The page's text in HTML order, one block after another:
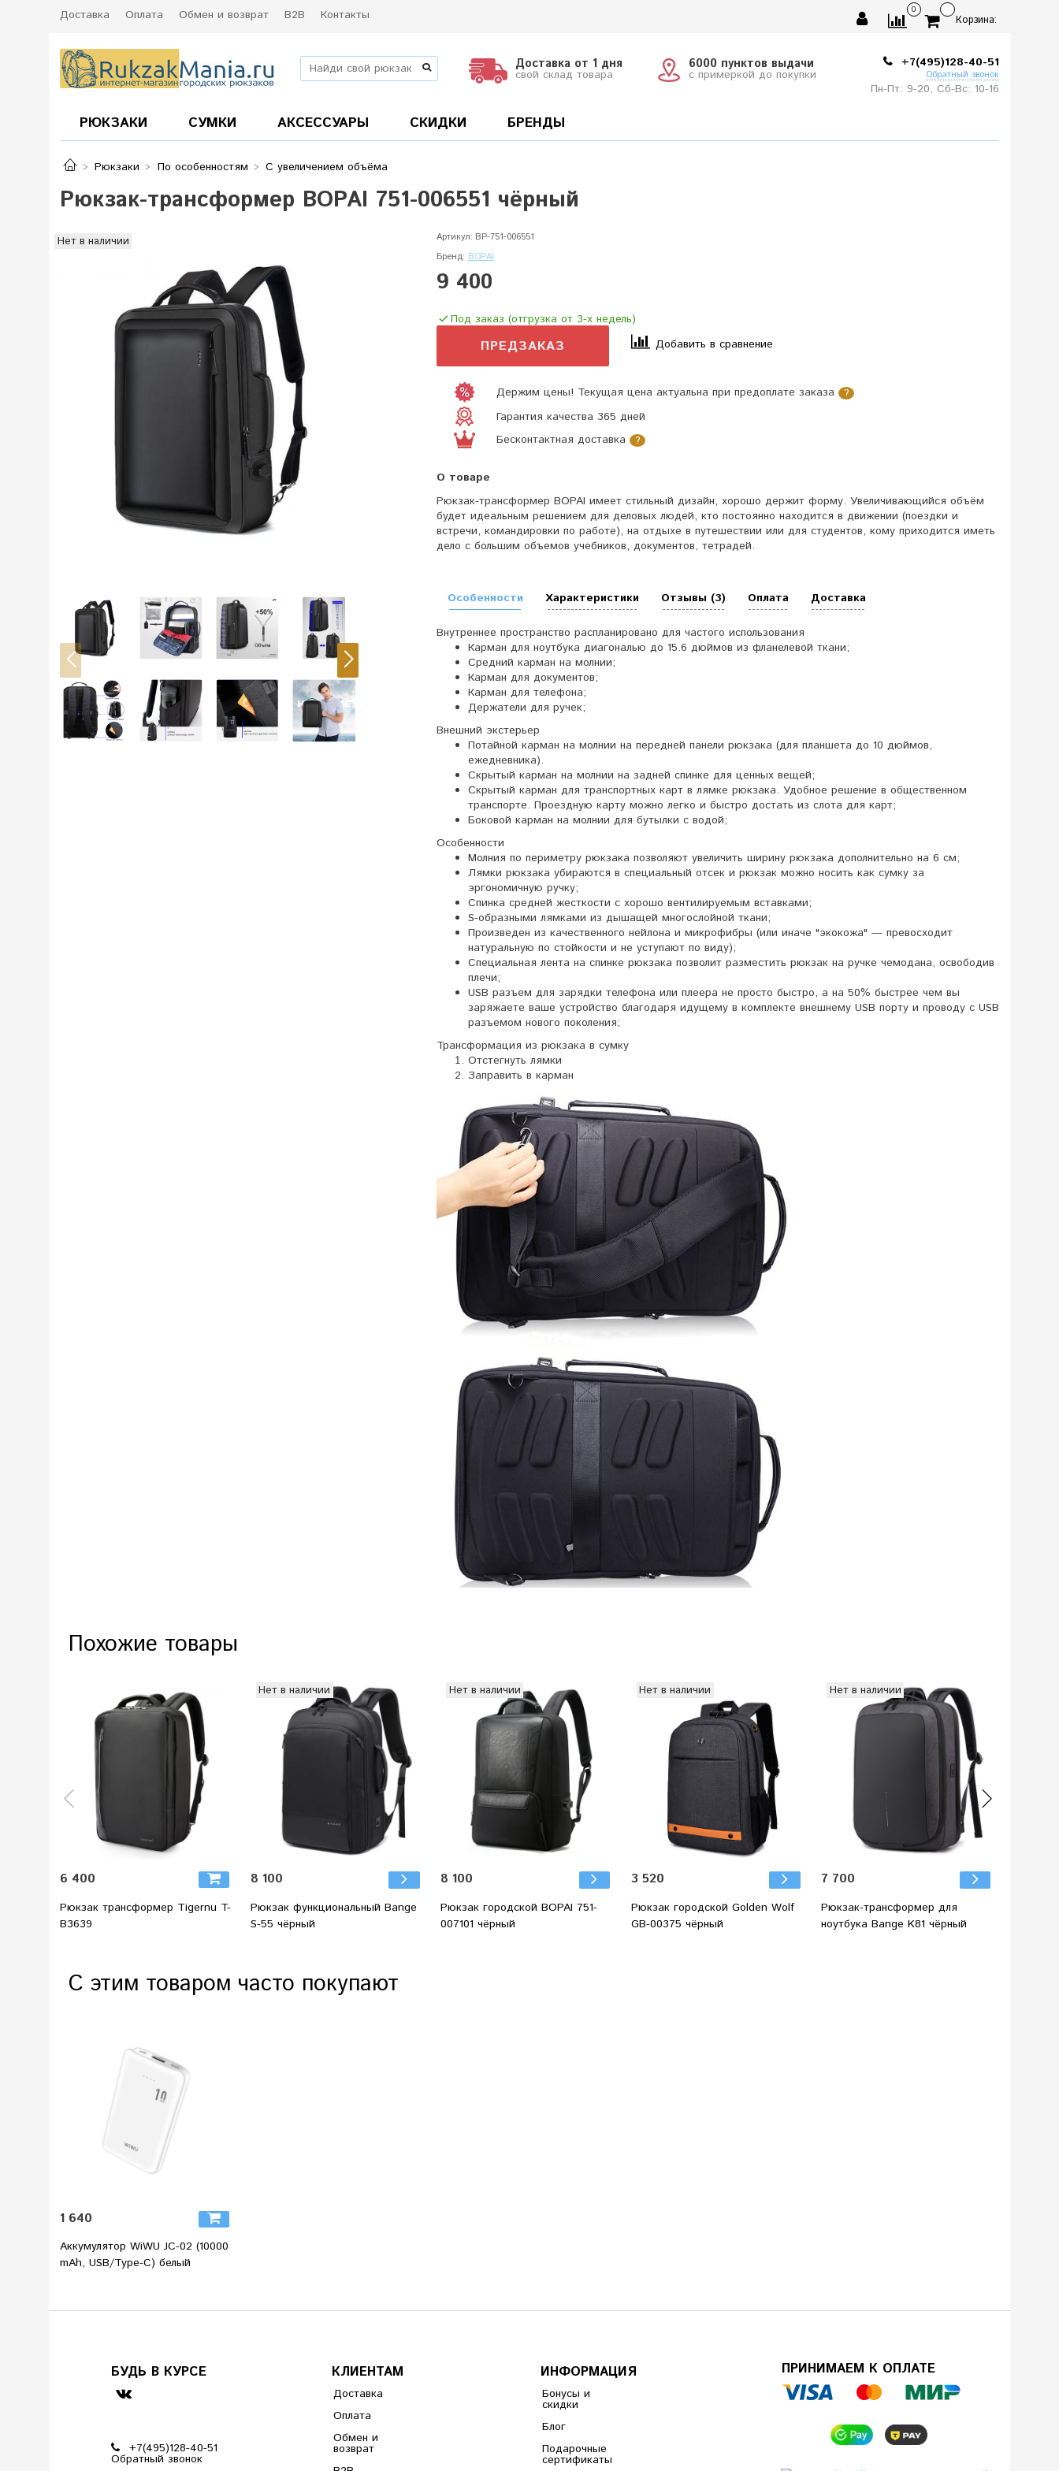
Доставка Оплата Обмен и возврат B2B Контакты 0
Корзина:
Доставка от 1 дня
свой склад товара
6000 пунктов выдачи
с примеркой до покупки
+7(495)128-40-51
Обратный звонок
Пн-Пт: 9-20, Сб-Вс: 10-16
РЮКЗАКИ СУМКИ АКСЕССУАРЫ СКИДКИ БРЕНДЫ
Рюкзаки По особенностям С увеличением объёма
Рюкзак-трансформер BOPAI 751-006551 чёрный
Нет в наличии Артикул: BP-751-006551
Бренд: BOPAI
9 400
Под заказ (отгрузка от 3-х недель)
ПРЕДЗАКАЗ Добавить в сравнение
Держим цены! Текущая цена актуальна при предоплате заказа ?
Гарантия качества 365 дней
Бесконтактная доставка
?
О товаре
Рюкзак-трансформер BOPAI имеет стильный дизайн, хорошо держит форму. Увеличивающийся объём
будет идеальным решением для деловых людей, кто постоянно находится в движении (поездки и
встречи, командировки по работе), на отдыхе в путешествии или для студентов, кому приходится иметь
дело с большим объемов учебников, документов, тетрадей.
Особенности
Внутреннее пространство распланировано для частого использования
Карман для ноутбука диагональю до 15.6 дюймов из фланелевой ткани;
Средний карман на молнии;
Карман для документов;
Карман для телефона;
Держатели для ручек;
Внешний экстерьер
Потайной карман на молнии на передней панели рюкзака (для планшета до 10 дюймов,
ежедневника).
Скрытый карман на молнии на задней спинке для ценных вещей;
Скрытый карман для транспортных карт в лямке рюкзака. Удобное решение в общественном
транспорте. Проездную карту можно легко и быстро достать из слота для карт;
Боковой карман на молнии для бутылки с водой;
Особенности
Молния по периметру рюкзака позволяют увеличить ширину рюкзака дополнительно на 6 см;
Лямки рюкзака убираются в специальный отсек и рюкзак можно носить как сумку за
эргономичную ручку;
Спинка средней жесткости с хорошо вентилируемым вставками;
S-образными лямками из дышащей многослойной ткани;
Произведен из качественного нейлона и микрофибры (или иначе "экокожа" — превосходит
натуральную по стойкости и не уступают по виду);
Специальная лента на спинке рюкзака позволит разместить рюкзак на ручке чемодана, освободив
плечи;
USB разъем для зарядки телефона или плеера не просто быстро, а на 50% быстрее чем вы
заряжаете ваше устройство благодаря идущему в комплекте внешнему USB порту и проводу с USB
разъемом нового поколения;
Трансформация из рюкзака в сумку
Отстегнуть лямки
Заправить в карман
Характеристики Отзывы (3) Оплата Доставка
Похожие товары
6 400
Рюкзак трансформер Tigernu T-
B3639
Нет в наличии
8 100
Рюкзак функциональный Bange
S-55 чёрный
Нет в наличии
8 100
Рюкзак городской BOPAI 751-
007101 чёрный
Нет в наличии
3 520
Рюкзак городской Golden Wolf
GB-00375 чёрный
Нет в наличии
7 700
Рюкзак-трансформер для
ноутбука Bange K81 чёрный
С этим товаром часто покупают
1 640
Аккумулятор WiWU JC-02 (10000
mAh, USB/Type-C) белый
БУДЬ В КУРСЕ
+7(495)128-40-51
Обратный звонок
КЛИЕНТАМ
Доставка
Оплата
Обмен и
возврат
ИНФОРМАЦИЯ
Бонусы и
скидки
Блог
Подарочные
сертификаты
ПРИНИМАЕМ К ОПЛАТЕ